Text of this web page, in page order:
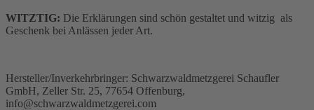
WITZTIG: Die Erklärungen sind schön gestaltet und witzig als
Geschenk bei Anlässen jeder Art.
Hersteller/Inverkehrbringer: Schwarzwaldmetzgerei Schaufler
GmbH, Zeller Str. 25, 77654 Offenburg,
info@schwarzwaldmetzgerei.com